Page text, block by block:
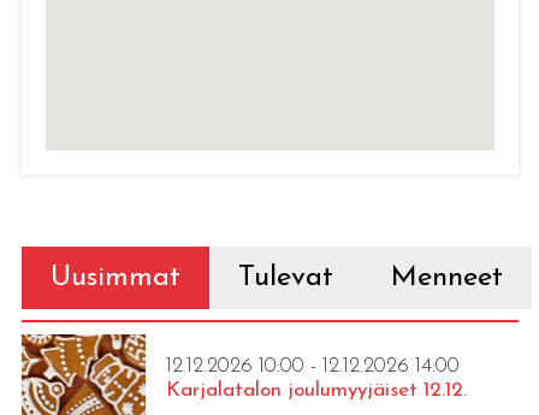
Uusimmat Tulevat Menneet
12.12.2026 10:00 - 12.12.2026 14:00
Karjalatalon joulumyyjäiset 12.12.